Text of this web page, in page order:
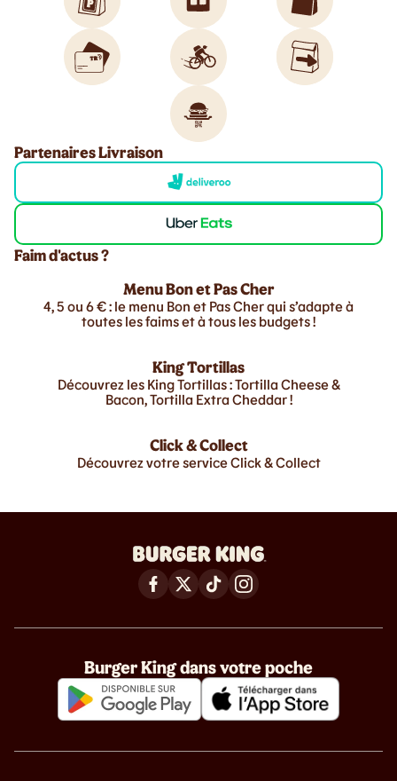
Partenaires Livraison
Faim d'actus ?
Menu Bon et Pas Cher
4, 5 ou 6 € : le menu Bon et Pas Cher qui s’adapte à
toutes les faims et à tous les budgets !
King Tortillas
Découvrez les King Tortillas : Tortilla Cheese &
Bacon, Tortilla Extra Cheddar !
Click & Collect
Découvrez votre service Click & Collect
Burger King dans votre poche